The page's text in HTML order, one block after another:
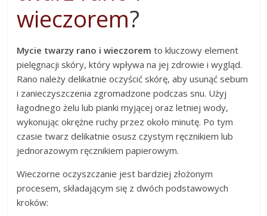
wieczorem?
Mycie twarzy rano i wieczorem to kluczowy element
pielęgnacji skóry, który wpływa na jej zdrowie i wygląd.
Rano należy delikatnie oczyścić skórę, aby usunąć sebum
i zanieczyszczenia zgromadzone podczas snu. Użyj
łagodnego żelu lub pianki myjącej oraz letniej wody,
wykonując okrężne ruchy przez około minutę. Po tym
czasie twarz delikatnie osusz czystym ręcznikiem lub
jednorazowym ręcznikiem papierowym.
Wieczorne oczyszczanie jest bardziej złożonym
procesem, składającym się z dwóch podstawowych
kroków: